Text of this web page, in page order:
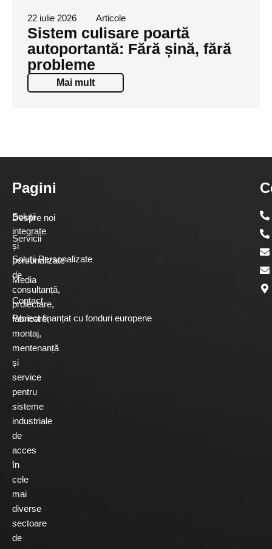
22 iulie 2026 Articole
Sistem culisare poartă
autoportantă: Fără șină, fără
probleme
Mai mult
Soluții
integrate
și
personalizate
de
consultanță,
proiectare,
fabricare,
montaj,
mentenanță
și
service
pentru
sisteme
industriale
de
acces
în
cele
mai
diverse
sectoare
de
Pagini
Despre noi
Servicii
Soluții Personalizate
Media
Contact
Proiect finanțat cu fonduri europene